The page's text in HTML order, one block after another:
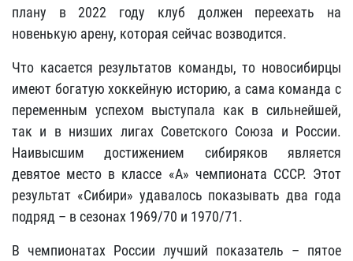
плану в 2022 году клуб должен переехать на
новенькую арену, которая сейчас возводится.
Что касается результатов команды, то новосибирцы
имеют богатую хоккейную историю, а сама команда с
переменным успехом выступала как в сильнейшей,
так и в низших лигах Советского Союза и России.
Наивысшим достижением сибиряков является
девятое место в классе «А» чемпионата СССР. Этот
результат «Сибири» удавалось показывать два года
подряд – в сезонах 1969/70 и 1970/71.
В чемпионатах России лучший показатель – пятое